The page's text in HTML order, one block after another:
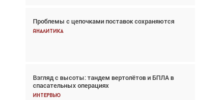
Проблемы с цепочками поставок сохраняются
Аналитика
Взгляд с высоты: тандем вертолётов и БПЛА в
спасательных операциях
Интервью
Впервые с 2024 года глобальный трафик
снижается три недели подряд
Частный самолёт – это актив. Подходите к
покупке соответствующим образом
Интервью